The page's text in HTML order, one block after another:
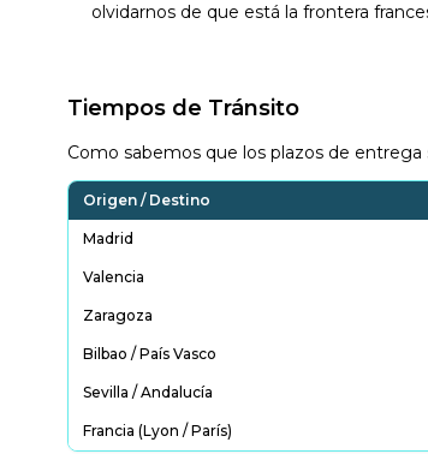
olvidarnos de que está la frontera
Tiempos de Tránsito
Como sabemos que los plazos de
Origen / Destino
Madrid
Valencia
Zaragoza
Bilbao / País Vasco
Sevilla / Andalucía
Francia (Lyon / París)